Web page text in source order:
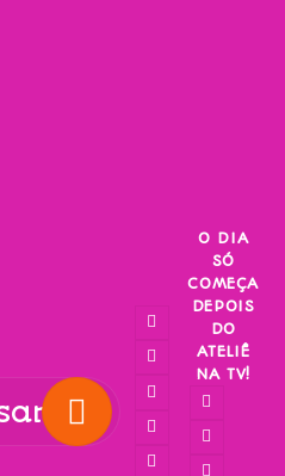
O DIA
SÓ
COMEÇA
DEPOIS
DO
ATELIÊ
NA TV!